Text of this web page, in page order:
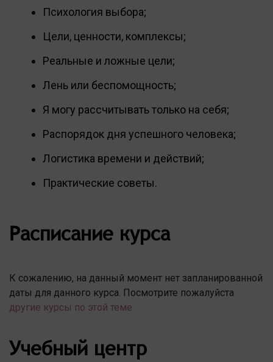
Психология выбора;
Цели, ценности, комплексы;
Реальные и ложные цели;
Лень или беспомощность;
Я могу рассчитывать только на себя;
Распорядок дня успешного человека;
Логистика времени и действий;
Практические советы.
Расписание курса
К сожалению, на данный момент нет запланированной
даты для данного курса. Посмотрите пожалуйста
другие курсы по этой теме
Учебный центр